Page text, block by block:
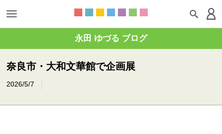
永田 ゆづる ブログ
奈良市・大和文華館で企画展
2026/5/7